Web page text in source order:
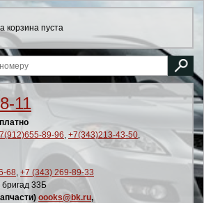
11
89-96, +7(343)213-43-50,
68, +7 (343) 269-89-33
33Б
oooks@bk.ru,
корзина пуста